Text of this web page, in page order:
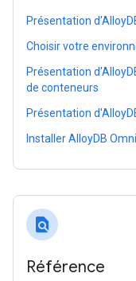
Présentation
Choisir votre
Présentation
de conteneurs
Présentation
Installer AlloyDB Omni
find_in_page
Référence